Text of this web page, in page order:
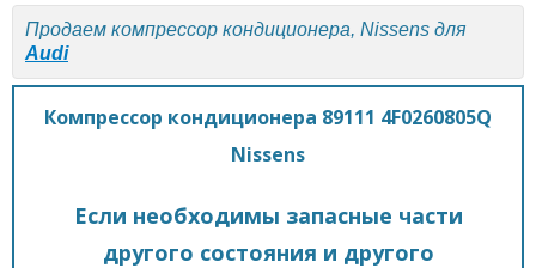
Продаем компрессор кондиционера, Nissens для
Audi
Компрессор кондиционера 89111 4F0260805Q
Nissens
Если необходимы запасные части
другого состояния и другого